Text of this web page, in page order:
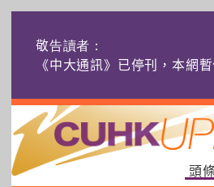
敬告讀者：
《中大通訊》已停刊，本網
頭條